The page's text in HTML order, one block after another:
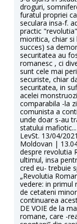
droguri,
furatul propriei
seculara insa-f.
practic
mioritica, chiar si
succes) sa
securitatea au
romanesc , ci
sunt cele mai
securiste, chiar
securitatea, in
acelei
comparabila -la
comunista a
unde doar s-au
statului
LevSt. 13/04/
Moldovan |
despre revolutia
ultimul, insa
cred eu- trebuie
„Revolutia
vedere: in primul
de cetateni
continuarea
DE VOIE de la
romane, care -